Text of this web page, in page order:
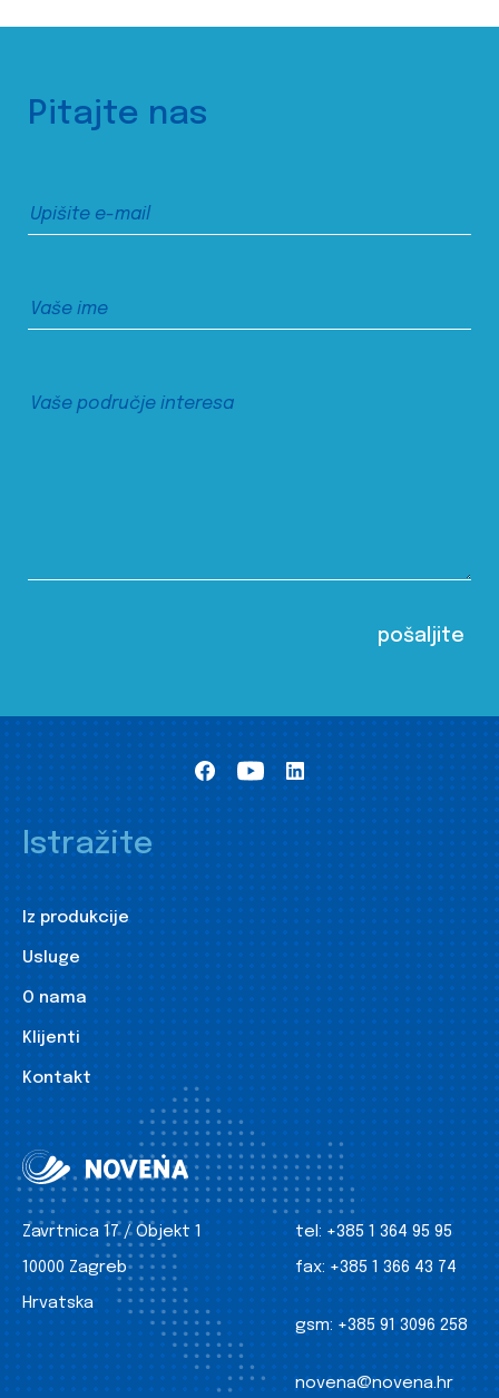
Pitajte nas
Istražite
Iz produkcije
Usluge
O nama
Klijenti
Kontakt
Zavrtnica 17 / Objekt 1
10000 Zagreb
Hrvatska
tel: +385 1 364 95 95
fax: +385 1 366 43 74
gsm: +385 91 3096 258
novena@novena.hr